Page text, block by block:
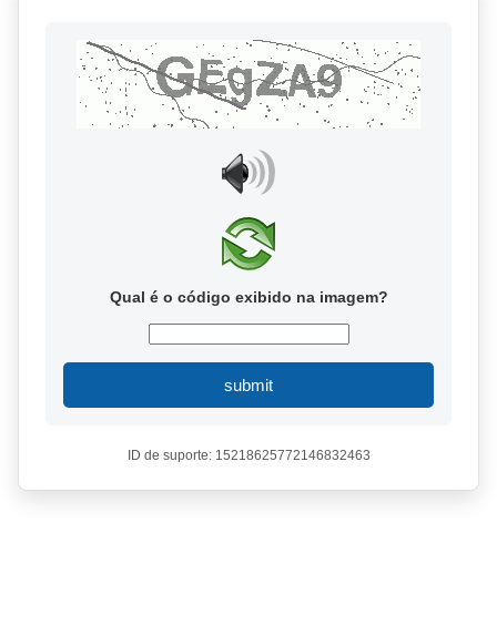
Qual é o código exibido na imagem?
submit
ID de suporte: 15218625772146832463